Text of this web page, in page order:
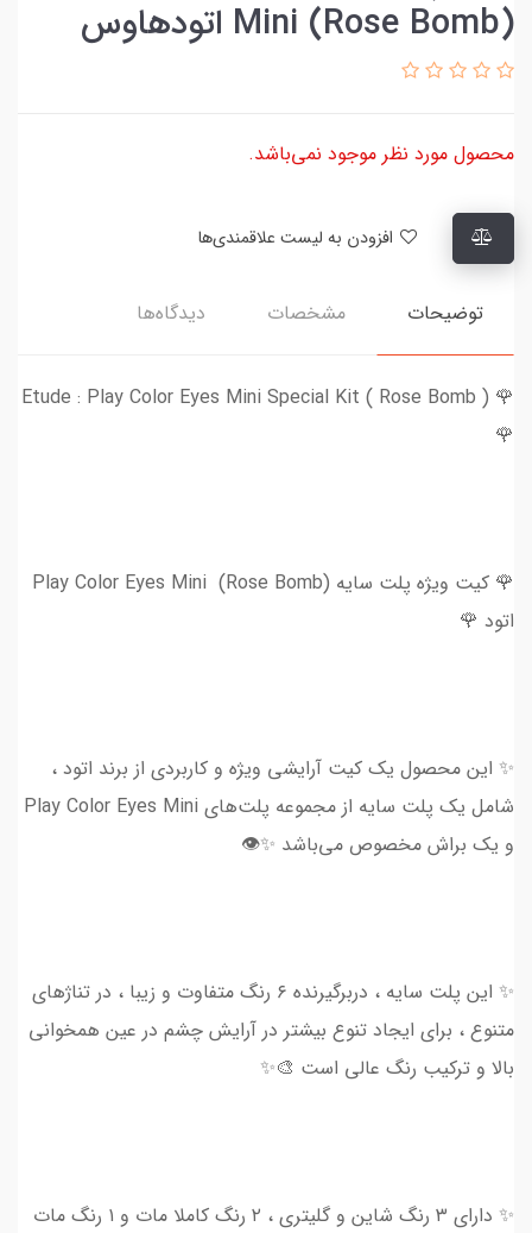
Mini (Rose Bomb) اتودهاوس
محصول مورد نظر موجود نمی‌باشد.
توضیحات مشخصات دیدگاه‌ها
🌹 Etude : Play Color Eyes Mini Special Kit ( Rose Bomb )
🌹
🌹 کیت ویژه پلت سایه Play Color Eyes Mini (Rose Bomb)
اتود 🌹
✨ این محصول یک کیت آرایشی ویژه و کاربردی از برند اتود ،
شامل یک پلت سایه از مجموعه پلت‌های Play Color Eyes Mini
و یک براش مخصوص می‌باشد ✨👁
✨ این پلت سایه ، دربرگیرنده ۶ رنگ متفاوت و زیبا ، در تناژهای
متنوع ، برای ایجاد تنوع بیشتر در آرایش چشم در عین همخوانی
بالا و ترکیب رنگ عالی است 🎨✨
✨ دارای ۳ رنگ شاین و گلیتری ، ۲ رنگ کاملا مات و ۱ رنگ مات